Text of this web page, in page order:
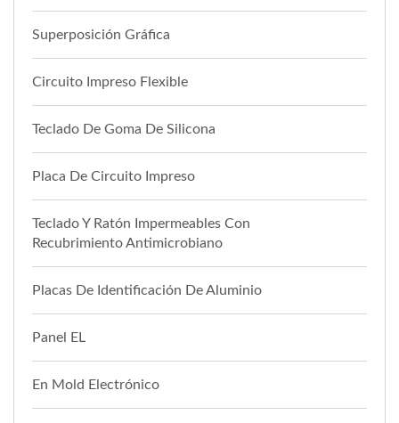
Superposición Gráfica
Circuito Impreso Flexible
Teclado De Goma De Silicona
Placa De Circuito Impreso
Teclado Y Ratón Impermeables Con
Recubrimiento Antimicrobiano
Placas De Identificación De Aluminio
Panel EL
En Mold Electrónico